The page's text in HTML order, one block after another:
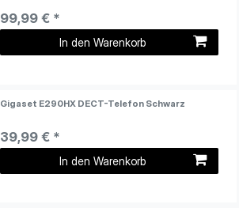
99,99 € *
In den Warenkorb
Gigaset E290HX DECT-Telefon Schwarz
39,99 € *
In den Warenkorb